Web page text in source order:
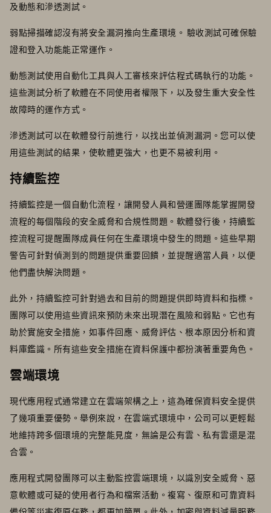
及動態和滲透測試。
弱點掃描確認沒有將安全漏洞推向生產環境。 驗收測試可確保驗
證和登入功能能正常運作。
動態測試使用自動化工具與人工審核來評估程式碼執行的功能。
這些測試分析了軟體在不同使用者權限下，以及發生重大安全性
故障時的運作方式。
滲透測試可以在軟體發行前進行，以找出並偵測漏洞。您可以使
用這些測試的結果，使軟體更強大，也更不易被利用。
持續監控
持續監控是一個自動化流程，讓開發人員和營運團隊能掌握開發
流程的每個階段的安全威脅和合規性問題。軟體發行後，持續監
控流程可提醒團隊成員任何在生產環境中發生的問題。這些早期
警告可針對偵測到的問題提供重要回饋，並提醒適當人員，以便
他們盡快解決問題。
此外，持續監控可針對過去和目前的問題提供即時資料和指標。
團隊可以使用這些資訊來預防未來出現潛在風險和弱點。它也有
助於實施安全措施，如事件回應、威脅評估、根本原因分析和資
料庫鑑識。所有這些安全措施在資料保護中都扮演著重要角色。
雲端環境
現代應用程式通常建立在雲端架構之上，這為確保資料安全提供
了幾項重要優勢。舉例來說，在雲端式環境中，公司可以更輕鬆
地維持跨多個環境的完整能見度，無論是公有雲、私有雲還是混
合雲。
應用程式開發團隊可以主動監控雲端環境，以識別安全威脅、惡
意軟體或可疑的使用者行為和檔案活動。複寫、復原和可靠資料